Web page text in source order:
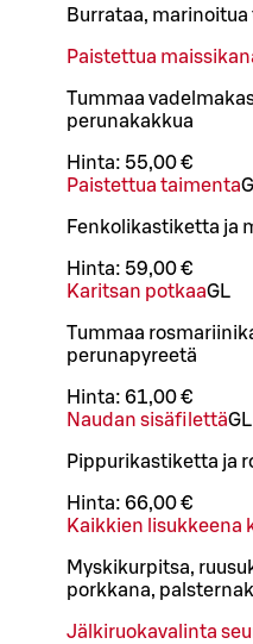
Burrataa,
Paistettua
Tummaa
perunakakkua
Hinta: 55,00 €
Paistettua taimentaG
Fenkolikastiketta ja
Hinta: 59,00 €
Karitsan potkaaGL
Tummaa
perunapyreetä
Hinta: 61,00 €
Naudan sisäfilettäGL
Pippurikastiketta ja
Hinta: 66,00 €
Kaikkien lisukkeena
Myskikurpitsa,
porkkana,
Jälkiruokavalinta